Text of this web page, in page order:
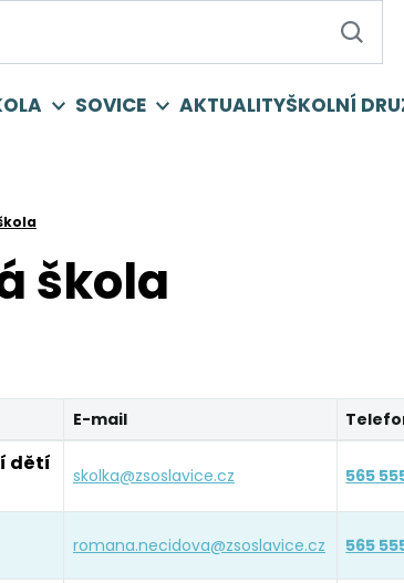
SOVICE AKTUALITYŠKOLNÍ
škola
E-mail
dětí
skolka@zsoslavice.cz 565
romana.necidova@zsoslavice.cz 565